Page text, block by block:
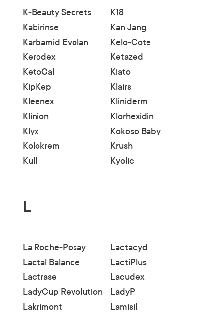
K-Beauty Secrets
K18
Kabirinse
Kan Jang
Karbamid Evolan
Kelo-Cote
Kerodex
Ketazed
KetoCal
Kiato
KipKep
Klairs
Kleenex
Kliniderm
Klinion
Klorhexidin
Klyx
Kokoso Baby
Kolokrem
Krush
Kull
Kyolic
L
La Roche-Posay
Lactacyd
Lactal Balance
LactiPlus
Lactrase
Lacudex
LadyCup Revolution
LadyP
Lakrimont
Lamisil